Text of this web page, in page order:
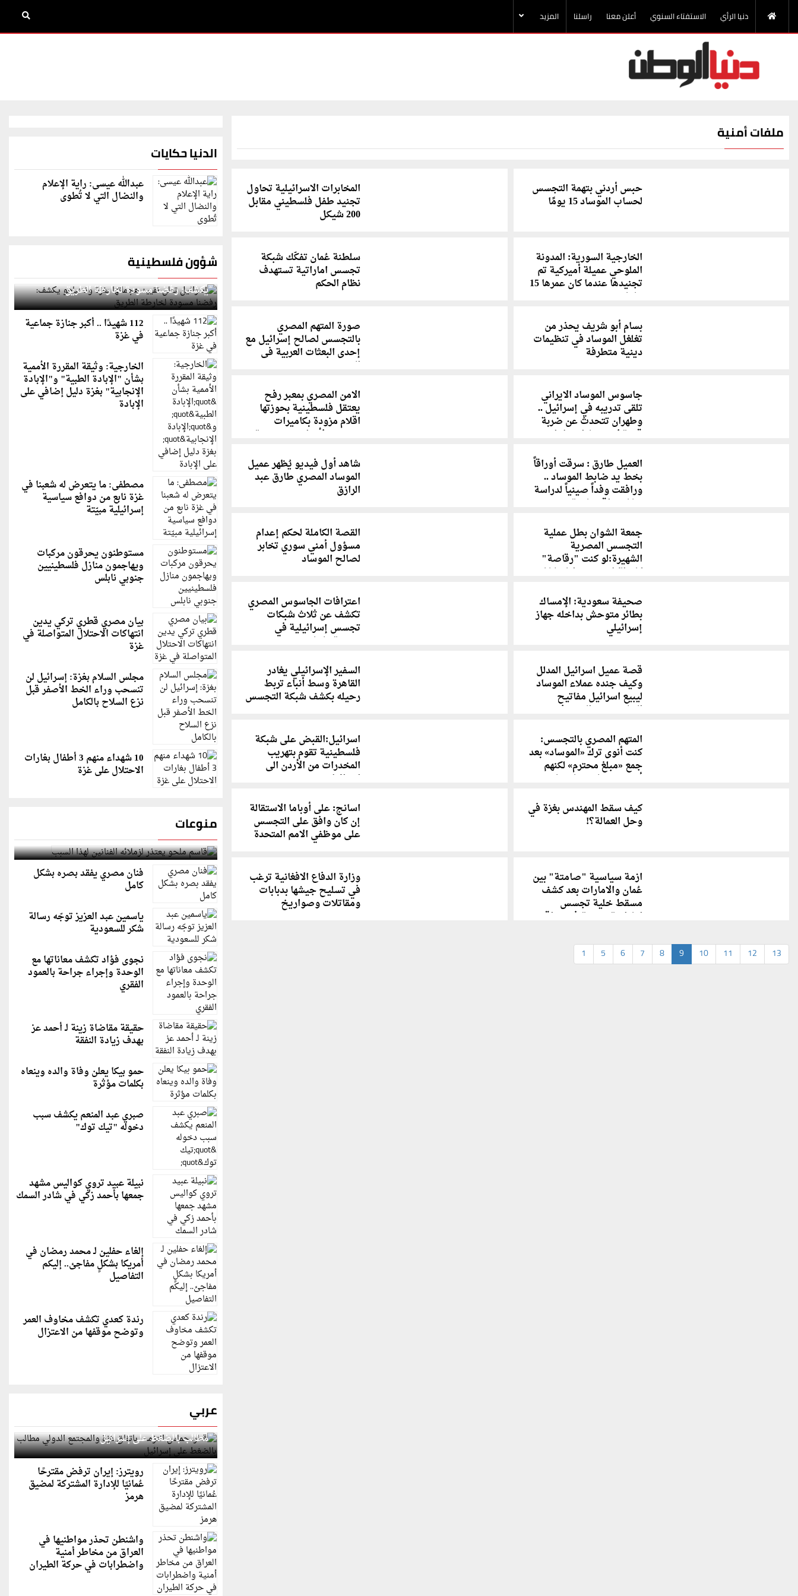
دنيا الرأي الاستفتاء السنوي أعلن معنا راسلنا المزيد
ملفات أمنية
حبس أردني بتهمة التجسس
لحساب الموساد 15 يومًا
المخابرات الاسرائيلية تحاول
تجنيد طفل فلسطيني مقابل
200 شيكل
الخارجية السورية: المدونة
الملوحي عميلة أميركية تم
تجنيدها عندما كان عمرها 15
عاما
سلطنة عُمان تفكّك شبكة
تجسس اماراتية تستهدف
نظام الحكم
بسام أبو شريف يحذر من
تغلغل الموساد في تنظيمات
دينية متطرفة
صورة المتهم المصري
بالتجسس لصالح إسرائيل مع
إحدى البعثات العربية فى
الصين
جاسوس الموساد الايراني
تلقى تدريبه في إسرائيل ..
وطهران تتحدث عن ضربة
قوية لاستخبارات تل ابيب
الامن المصري بمعبر رفح
يعتقل فلسطينية بحوزتها
اقلام مزودة بكاميرات
تستخدم لأغراض تجسسية
العميل طارق : سرقت أوراقاً
بخط يد ضابط الموساد ..
ورافقت وفداً صينياً لدراسة
مشاريع اقتصادية ببورسعيد
شاهد أول فيديو يُظهر عميل
الموساد المصري طارق عبد
الرازق
جمعة الشوان بطل عملية
التجسس المصرية
الشهيرة:لو كنت "رقاصة"
كان الكل جري ورايا علشان
القصة الكاملة لحكم إعدام
مسؤول أمني سوري تخابر
لصالح الموساد
صحيفة سعودية: الإمساك
بطائر متوحش بداخله جهاز
إسرائيلي
اعترافات الجاسوس المصري
تكشف عن ثلاث شبكات
تجسس إسرائيلية في
سورية ولبنان
قصة عميل اسرائيل المدلل
وكيف جنده عملاء الموساد
ليبيع اسرائيل مفاتيح
الخلوي بـ256 الف دولار
السفير الإسرائيلي يغادر
القاهرة وسط أنباء تربط
رحيله بكشف شبكة التجسس
المتهم المصري بالتجسس:
كنت أنوى ترك «الموساد» بعد
جمع «مبلغ محترم» لكنهم
أجبرونى على إنفاق ما
اسرائيل:القبض على شبكة
فلسطينية تقوم بتهريب
المخدرات من الأردن الى
اسرائيل
كيف سقط المهندس بغزة في
وحل العمالة؟!
اسانج: على أوباما الاستقالة
إن كان وافق على التجسس
على موظفي الامم المتحدة
ازمة سياسية "صامتة" بين
عُمان والامارات بعد كشف
مسقط خلية تجسس
اماراتية ضخمة في مواقع
وزارة الدفاع الافغانية ترغب
في تسليح جيشها بدبابات
ومقاتلات وصواريخ
1 5 6 7 8 9 10 11 12 13
الدنيا حكايات
عبدالله عيسى: راية الإعلام
والنضال التي لا تُطوى
شؤون فلسطينية
إسرائيل تعلن تقييد هجماتها بغزة ونتنياهو
يكشف: رفضنا مسودة لخارطة الطريق
112 شهيدًا .. أكبر جنازة جماعية
في غزة
الخارجية: وثيقة المقررة الأممية
بشأن "الإبادة الطبية" و"الإبادة
الإنجابية" بغزة دليل إضافي على
الإبادة
مصطفى: ما يتعرض له شعبنا في
غزة نابع من دوافع سياسية
إسرائيلية مبيّتة
مستوطنون يحرقون مركبات
ويهاجمون منازل فلسطينيين
جنوبي نابلس
بيان مصري قطري تركي يدين
انتهاكات الاحتلال المتواصلة في
غزة
مجلس السلام بغزة: إسرائيل لن
تنسحب وراء الخط الأصفر قبل
نزع السلاح بالكامل
10 شهداء منهم 3 أطفال بغارات
الاحتلال على غزة
منوعات
قاسم ملحو يعتذر لزملائه الفنانين لهذا السبب
فنان مصري يفقد بصره بشكل
كامل
ياسمين عبد العزيز توجّه رسالة
شكر للسعودية
نجوى فؤاد تكشف معاناتها مع
الوحدة وإجراء جراحة بالعمود
الفقري
حقيقة مقاضاة زينة لـ أحمد عز
بهدف زيادة النفقة
حمو بيكا يعلن وفاة والده وينعاه
بكلمات مؤثرة
صبري عبد المنعم يكشف سبب
دخوله "تيك توك"
نبيلة عبيد تروي كواليس مشهد
جمعها بأحمد زكي في شادر السمك
إلغاء حفلين لـ محمد رمضان في
أمريكا بشكلٍ مفاجئ.. إليكم
التفاصيل
رندة كعدي تكشف مخاوف العمر
وتوضح موقفها من الاعتزال
عربي
قطر: حماس التزمت باتفاق غزة والمجتمع الدولي
مطالب بالضغط على إسرائيل
رويترز: إيران ترفض مقترحًا
عُمانيًا للإدارة المشتركة لمضيق
هرمز
واشنطن تحذر مواطنيها في
العراق من مخاطر أمنية
واضطرابات في حركة الطيران